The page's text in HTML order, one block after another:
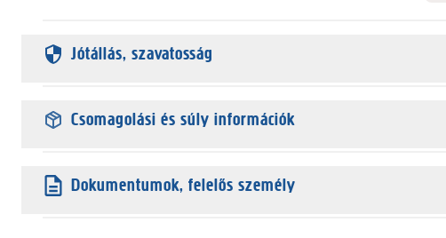
Jótállás, szavatosság
Csomagolási és súly információk
Dokumentumok, felelős személy